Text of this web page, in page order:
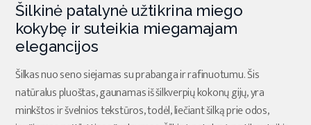
Šilkinė patalynė užtikrina miego
kokybę ir suteikia miegamajam
elegancijos
Šilkas nuo seno siejamas su prabanga ir rafinuotumu. Šis
natūralus pluoštas, gaunamas iš šilkverpių kokonų gijų, yra
minkštos ir švelnios tekstūros, todėl, liečiant šilką prie odos,